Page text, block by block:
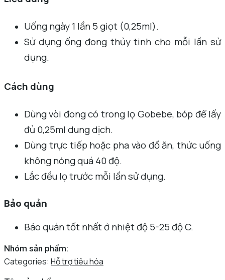
Uống ngày 1 lần 5 giọt (0,25ml).
Sử dụng ống đong thủy tinh cho mỗi lần sử
dụng.
Cách dùng
Dùng vòi đong có trong lọ Gobebe, bóp để lấy
đủ 0,25ml dung dịch.
Dùng trực tiếp hoặc pha vào đồ ăn, thức uống
không nóng quá 40 độ.
Lắc đều lọ trước mỗi lần sử dụng.
Bảo quản
Bảo quản tốt nhất ở nhiệt độ 5-25 độ C.
Nhóm sản phẩm:
Categories: Hỗ trợ tiêu hóa